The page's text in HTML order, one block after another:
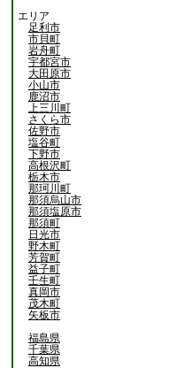
エリア
足利市
市貝町
岩舟町
宇都宮市
大田原市
小山市
鹿沼市
上三川町
さくら市
佐野市
塩谷町
下野市
高根沢町
栃木市
那珂川町
那須烏山市
那須塩原市
那須町
日光市
野木町
芳賀町
益子町
壬生町
真岡市
茂木町
矢板市
福島県
千葉県
高知県